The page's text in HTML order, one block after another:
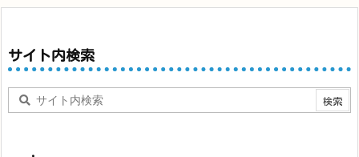
サイト内検索